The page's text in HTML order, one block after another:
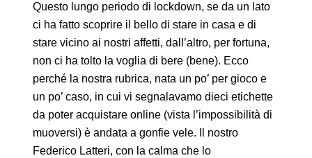
Questo lungo periodo di lockdown, se da un lato
ci ha fatto scoprire il bello di stare in casa e di
stare vicino ai nostri affetti, dall’altro, per fortuna,
non ci ha tolto la voglia di bere (bene). Ecco
perché la nostra rubrica, nata un po’ per gioco e
un po’ caso, in cui vi segnalavamo dieci etichette
da poter acquistare online (vista l’impossibilità di
muoversi) è andata a gonfie vele. Il nostro
Federico Latteri, con la calma che lo